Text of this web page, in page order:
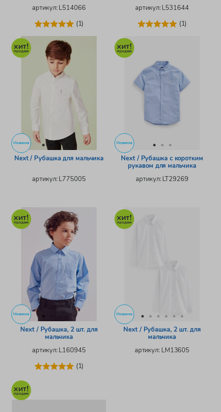
артикул: L514066
(1)
артикул: L531644
(1)
Новинка
Next / Рубашка для мальчика
артикул: L775005
Новинка
Next / Рубашка с коротким
рукавом для мальчика
артикул: LT29269
Новинка
Next / Рубашка, 2 шт. для
мальчика
артикул: L160945
(1)
Новинка
Next / Рубашка, 2 шт. для
мальчика
артикул: LM13605